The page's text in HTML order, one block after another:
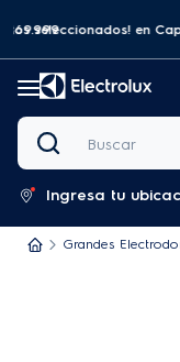
$69.999seleccionados! en
Buscar
Ingresa tu
Grandes